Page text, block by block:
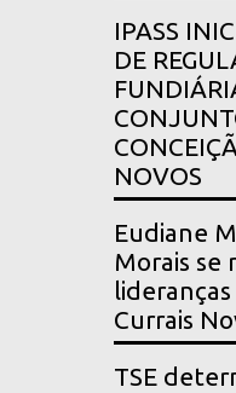
IPASS
DE
NOVOS
Eudiane
Morais se
Currais
TSE